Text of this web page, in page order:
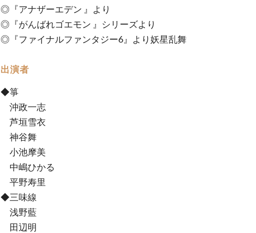
◎『アナザーエデン 』より
◎『がんばれゴエモン 』シリーズより
◎『ファイナルファンタジー6』より妖星乱舞
出演者
◆箏​
沖政一志
芦垣雪衣​
神谷舞​
小池摩美​
中嶋ひかる​
平野寿里​
◆三味線​
浅野藍​
田辺明​